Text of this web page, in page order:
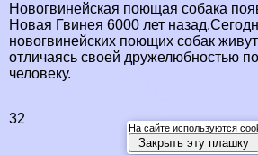
Новогвинейская поющая собака
Новая Гвинея 6000 лет
новогвинейских поющих собак
отличаясь своей дружелюбностью
человеку.
32
На сайте используются
Закрыть эту плашку